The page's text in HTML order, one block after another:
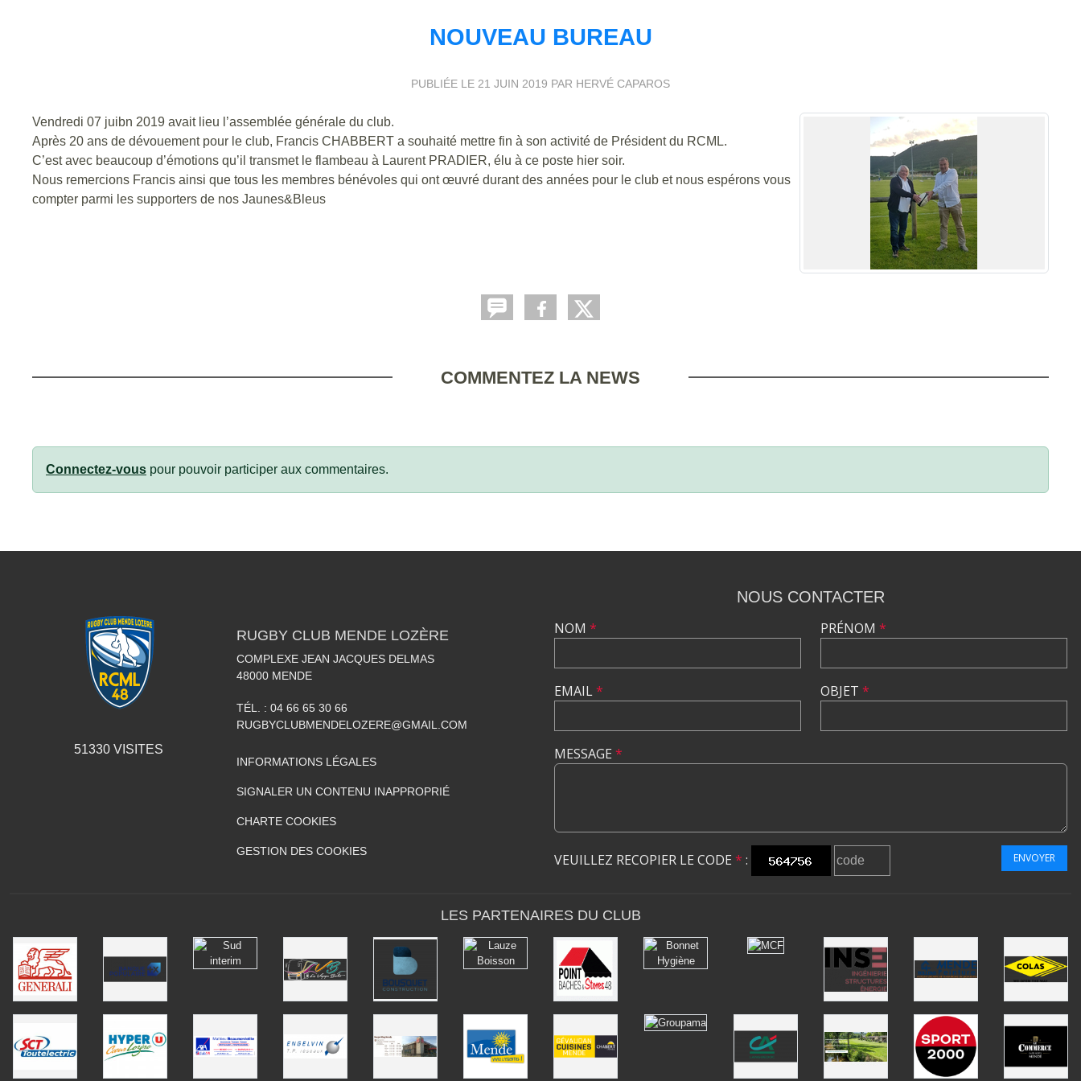
NOUVEAU BUREAU
PUBLIÉE LE 21 JUIN 2019 PAR HERVÉ CAPAROS
Vendredi 07 juibn 2019 avait lieu l’assemblée générale du club.
Après 20 ans de dévouement pour le club, Francis CHABBERT a souhaité mettre fin à son activité de Président du RCML.
C’est avec beaucoup d’émotions qu’il transmet le flambeau à Laurent PRADIER, élu à ce poste hier soir.
Nous remercions Francis ainsi que tous les membres bénévoles qui ont œuvré durant des années pour le club et nous espérons vous
compter parmi les supporters de nos Jaunes&Bleus
COMMENTEZ LA NEWS
Connectez-vous pour pouvoir participer aux commentaires.
51330VISITES
RUGBY CLUB MENDE LOZÈRE
COMPLEXE JEAN JACQUES DELMAS
48000 MENDE
TÉL. : 04 66 65 30 66
RUGBYCLUBMENDELOZERE@GMAIL.COM
INFORMATIONS LÉGALES
SIGNALER UN CONTENU INAPPROPRIÉ
CHARTE COOKIES
GESTION DES COOKIES
NOUS CONTACTER
NOM *
EMAIL*
PRÉNOM *
OBJET *
MESSAGE *
VEUILLEZ RECOPIER LE CODE * : ENVOYER
LES PARTENAIRES DU CLUB